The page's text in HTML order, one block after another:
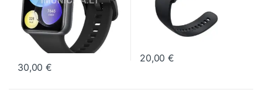
30,00€
This product has multiple variants. The options may be chosen
20,00€
This product has multiple